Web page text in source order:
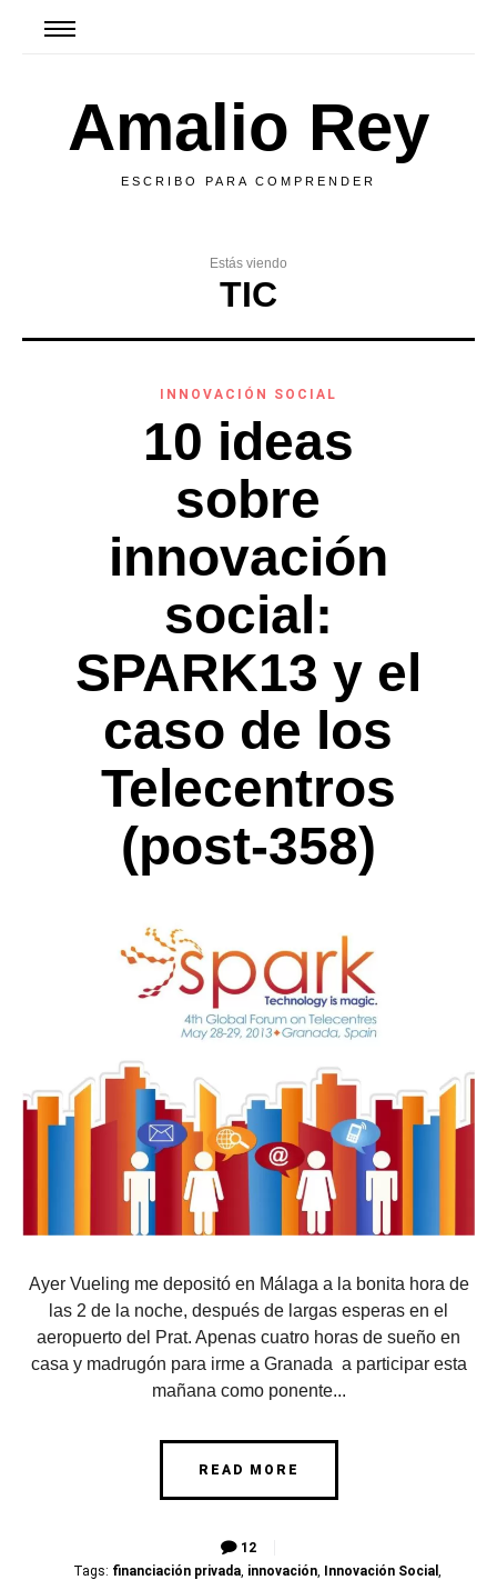
Amalio Rey
ESCRIBO PARA COMPRENDER
Estás viendo
TIC
INNOVACIÓN SOCIAL
10 ideas
sobre
innovación
social:
SPARK13 y el
caso de los
Telecentros
(post-358)
Ayer Vueling me depositó en Málaga a la bonita hora de
las 2 de la noche, después de largas esperas en el
aeropuerto del Prat. Apenas cuatro horas de sueño en
casa y madrugón para irme a Granada a participar esta
mañana como ponente...
READ MORE
12
Tags: financiación privada, innovación, Innovación Social ,